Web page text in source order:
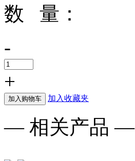
数 量：
-
+
加入购物车 加入收藏夹
— 相关产品 —